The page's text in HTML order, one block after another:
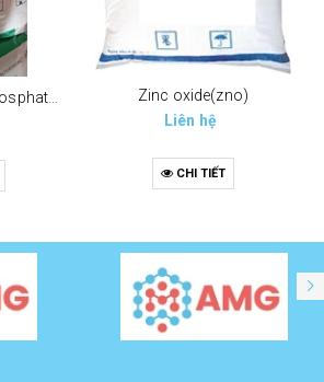
Zinc oxide(zno)
Liên hệ
CHI TIẾT